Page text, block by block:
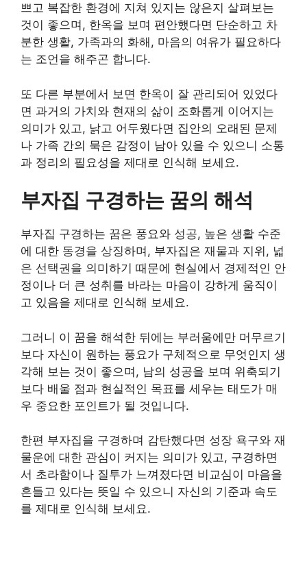
쁘고 복잡한 환경에 지쳐 있지는 않은지 살펴보는
것이 좋으며, 한옥을 보며 편안했다면 단순하고 차
분한 생활, 가족과의 화해, 마음의 여유가 필요하다
는 조언을 해주곤 합니다.
또 다른 부분에서 보면 한옥이 잘 관리되어 있었다
면 과거의 가치와 현재의 삶이 조화롭게 이어지는
의미가 있고, 낡고 어두웠다면 집안의 오래된 문제
나 가족 간의 묵은 감정이 남아 있을 수 있으니 소통
과 정리의 필요성을 제대로 인식해 보세요.
부자집 구경하는 꿈의 해석
부자집 구경하는 꿈은 풍요와 성공, 높은 생활 수준
에 대한 동경을 상징하며, 부자집은 재물과 지위, 넓
은 선택권을 의미하기 때문에 현실에서 경제적인 안
정이나 더 큰 성취를 바라는 마음이 강하게 움직이
고 있음을 제대로 인식해 보세요.
그러니 이 꿈을 해석한 뒤에는 부러움에만 머무르기
보다 자신이 원하는 풍요가 구체적으로 무엇인지 생
각해 보는 것이 좋으며, 남의 성공을 보며 위축되기
보다 배울 점과 현실적인 목표를 세우는 태도가 매
우 중요한 포인트가 될 것입니다.
한편 부자집을 구경하며 감탄했다면 성장 욕구와 재
물운에 대한 관심이 커지는 의미가 있고, 구경하면
서 초라함이나 질투가 느껴졌다면 비교심이 마음을
흔들고 있다는 뜻일 수 있으니 자신의 기준과 속도
를 제대로 인식해 보세요.